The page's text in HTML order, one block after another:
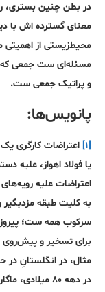
در بطن چنین بستری،
معنای گسترده اش با
محیط‌زیستی از اهمیتی
مسئله‌ای ست جمعی که
و پراتیک جمعی ست.
پانویس‌ها:
[۱]
اعتراضات کارگری
یا فولاد اهواز، علیه
اعتراضات علیه
به کلیت طبقه
سرکوب همه ست؛
برای تسخیر و پیش‌روی
مثال، در انگلستانِ در
در دهه ۸۰